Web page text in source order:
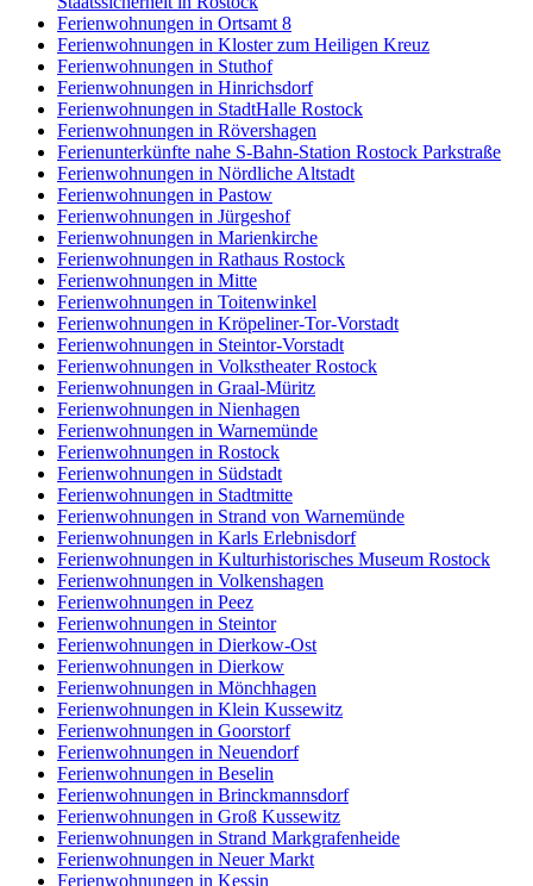
Ferienwohnungen in Ortsamt 8
Ferienwohnungen in Kloster zum Heiligen Kreuz
Ferienwohnungen in Stuthof
Ferienwohnungen in Hinrichsdorf
Ferienwohnungen in StadtHalle Rostock
Ferienwohnungen in Rövershagen
Ferienunterkünfte nahe S-Bahn-Station Rostock Parkstraße
Ferienwohnungen in Nördliche Altstadt
Ferienwohnungen in Pastow
Ferienwohnungen in Jürgeshof
Ferienwohnungen in Marienkirche
Ferienwohnungen in Rathaus Rostock
Ferienwohnungen in Mitte
Ferienwohnungen in Toitenwinkel
Ferienwohnungen in Kröpeliner-Tor-Vorstadt
Ferienwohnungen in Steintor-Vorstadt
Ferienwohnungen in Volkstheater Rostock
Ferienwohnungen in Graal-Müritz
Ferienwohnungen in Nienhagen
Ferienwohnungen in Warnemünde
Ferienwohnungen in Rostock
Ferienwohnungen in Südstadt
Ferienwohnungen in Stadtmitte
Ferienwohnungen in Strand von Warnemünde
Ferienwohnungen in Karls Erlebnisdorf
Ferienwohnungen in Kulturhistorisches Museum Rostock
Ferienwohnungen in Volkenshagen
Ferienwohnungen in Peez
Ferienwohnungen in Steintor
Ferienwohnungen in Dierkow-Ost
Ferienwohnungen in Dierkow
Ferienwohnungen in Mönchhagen
Ferienwohnungen in Klein Kussewitz
Ferienwohnungen in Goorstorf
Ferienwohnungen in Neuendorf
Ferienwohnungen in Beselin
Ferienwohnungen in Brinckmannsdorf
Ferienwohnungen in Groß Kussewitz
Ferienwohnungen in Strand Markgrafenheide
Ferienwohnungen in Neuer Markt
Ferienwohnungen in Kessin